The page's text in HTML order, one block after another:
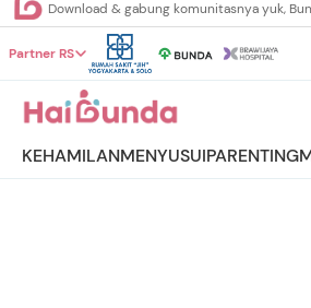
Download & gabung komunitasnya yuk,
Partner RS
KEHAMILANMENYUSUIPARENTING